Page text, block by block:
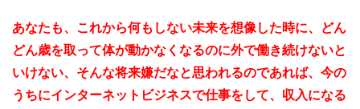
あなたも、これから何もしない未来を想像した時に、どん
どん歳を取って体が動かなくなるのに外で働き続けないと
いけない、そんな将来嫌だなと思われるのであれば、今の
うちにインターネットビジネスで仕事をして、収入になる